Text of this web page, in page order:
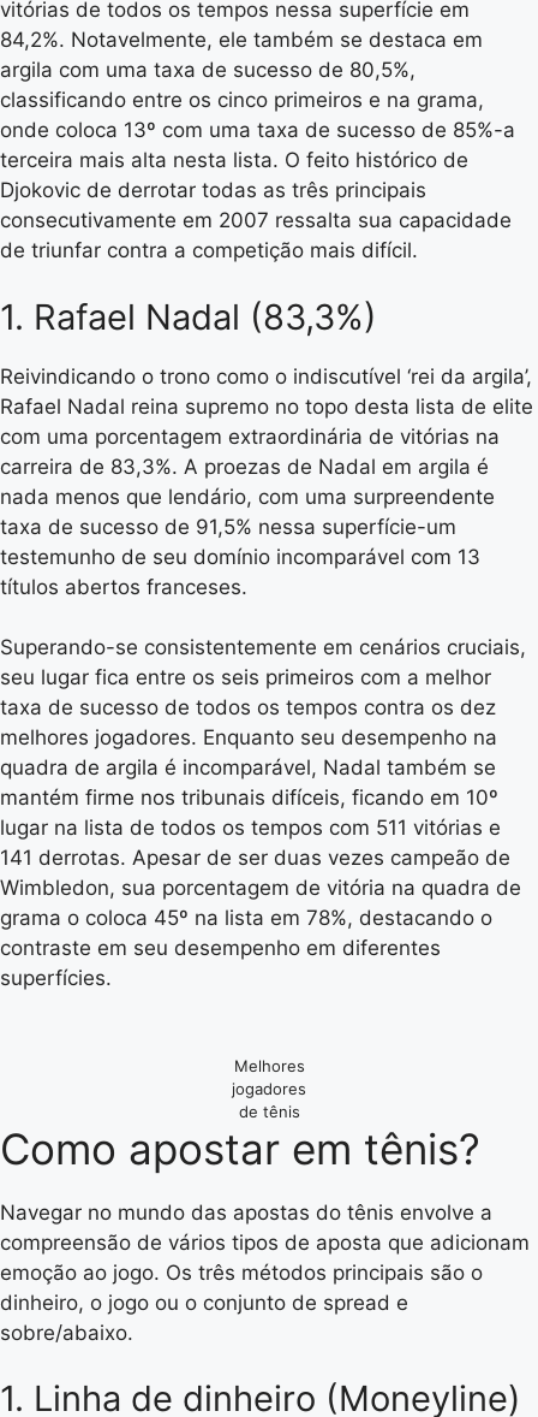
vitórias de todos os tempos nessa superfície em
84,2%. Notavelmente, ele também se destaca em
argila com uma taxa de sucesso de 80,5%,
classificando entre os cinco primeiros e na grama,
onde coloca 13º com uma taxa de sucesso de 85%-a
terceira mais alta nesta lista. O feito histórico de
Djokovic de derrotar todas as três principais
consecutivamente em 2007 ressalta sua capacidade
de triunfar contra a competição mais difícil.
1. Rafael Nadal (83,3%)
Reivindicando o trono como o indiscutível ‘rei da argila’,
Rafael Nadal reina supremo no topo desta lista de elite
com uma porcentagem extraordinária de vitórias na
carreira de 83,3%. A proezas de Nadal em argila é
nada menos que lendário, com uma surpreendente
taxa de sucesso de 91,5% nessa superfície-um
testemunho de seu domínio incomparável com 13
títulos abertos franceses.
Superando-se consistentemente em cenários cruciais,
seu lugar fica entre os seis primeiros com a melhor
taxa de sucesso de todos os tempos contra os dez
melhores jogadores. Enquanto seu desempenho na
quadra de argila é incomparável, Nadal também se
mantém firme nos tribunais difíceis, ficando em 10º
lugar na lista de todos os tempos com 511 vitórias e
141 derrotas. Apesar de ser duas vezes campeão de
Wimbledon, sua porcentagem de vitória na quadra de
grama o coloca 45º na lista em 78%, destacando o
contraste em seu desempenho em diferentes
superfícies.
Melhores
jogadores
de tênis
Como apostar em tênis?
Navegar no mundo das apostas do tênis envolve a
compreensão de vários tipos de aposta que adicionam
emoção ao jogo. Os três métodos principais são o
dinheiro, o jogo ou o conjunto de spread e
sobre/abaixo.
1. Linha de dinheiro (Moneyline)